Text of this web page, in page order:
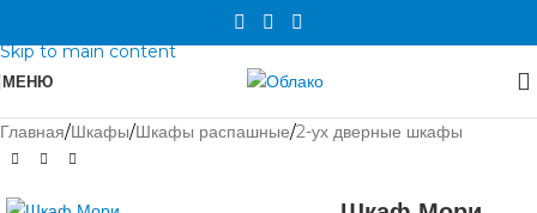
Skip to main content
МЕНЮ
Главная/Шкафы/Шкафы распашные/2-ух дверные шкафы